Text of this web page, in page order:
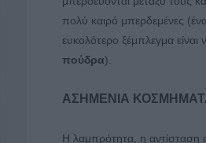
πολύ καιρό μπερδεμένες
ευκολότερο ξέμπλεγμα είναι
πούδρα).
ΑΣΗΜΕΝΙΑ
Η λαμπρότητα, η αντίσταση